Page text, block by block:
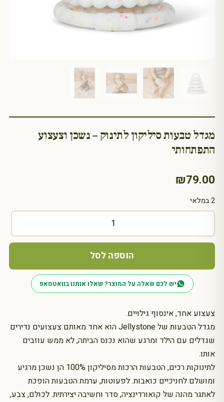
מגדל טבעות סיליקון לתינוק – נשכן וצעצוע
התפתחותי
₪79.00
צעצוע אחד, אינסוף גילויים.
מגדל הטבעות של Jellystone הוא אחד מאותם צעצועים נדירים
שגדלים עם הילד ומרגע שהוא נכנס הביתה, לא ממש עוזבים
אותו.
לתינוקות רכים, הטבעות הרכות מסיליקון 100% הן נשכן מרגיע
ומושלם לחניכיים כואבות. לפעוטות, ערמת הטבעות הופכת
לאתגר מהנה של קואורדינציה, סדר וחשיבה יצירתית. לכולם, צבע,
2 במלאי
כמות
מגדל
סיליקון
וצעצוע
התפתחותי
הוספה לסל
יש לכם שאלה על המוצר? שאלו אותנו בוואטסאפ